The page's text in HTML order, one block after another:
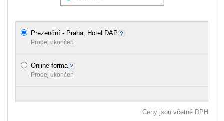
Prezenční - Praha, Hotel DAP
Prodej ukončen
Online forma
Prodej ukončen
Ceny jsou včetně DPH